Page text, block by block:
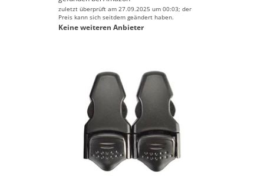
zuletzt überprüft am 27.09.2025 um 00:03; der
Preis kann sich seitdem geändert haben.
Keine weiteren Anbieter